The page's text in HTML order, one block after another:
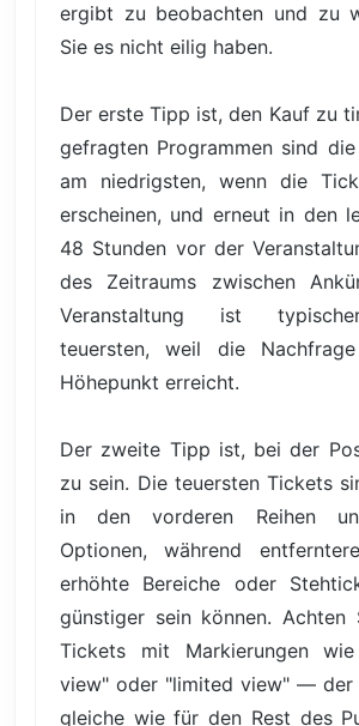
ergibt zu beobachten und zu
Sie es nicht eilig haben.
Der erste Tipp ist, den Kauf zu
gefragten Programmen sind
am niedrigsten, wenn die
erscheinen, und erneut in den
48 Stunden vor der
des Zeitraums zwischen
Veranstaltung ist
teuersten, weil die
Höhepunkt erreicht.
Der zweite Tipp ist, bei der
zu sein. Die teuersten Tickets
in den vorderen Reihen
Optionen, während
erhöhte Bereiche oder
günstiger sein können. Achten
Tickets mit Markierungen
view" oder "limited view" — der
gleiche wie für den Rest des